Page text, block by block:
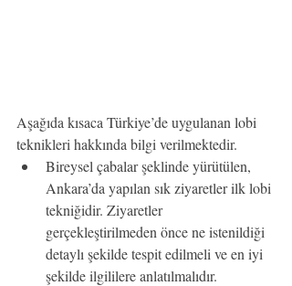
Aşağıda kısaca Türkiye’de uygulanan lobi
teknikleri hakkında bilgi verilmektedir.
Bireysel çabalar şeklinde yürütülen,
Ankara’da yapılan sık ziyaretler ilk lobi
tekniğidir. Ziyaretler
gerçekleştirilmeden önce ne istenildiği
detaylı şekilde tespit edilmeli ve en iyi
şekilde ilgililere anlatılmalıdır.